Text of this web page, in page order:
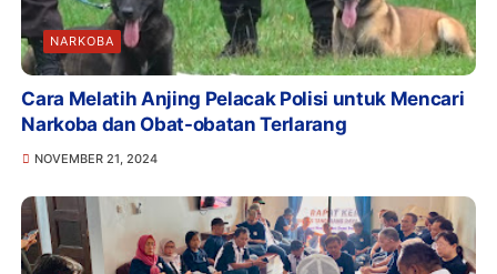
NARKOBA
Cara Melatih Anjing Pelacak Polisi untuk Mencari
Narkoba dan Obat-obatan Terlarang
NOVEMBER 21, 2024